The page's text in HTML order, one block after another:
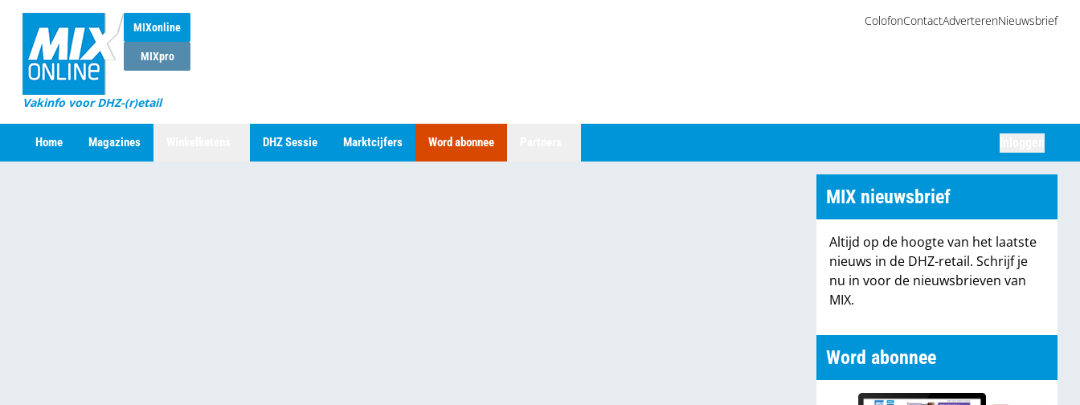
MIXonline
MIXpro
Vakinfo voor DHZ-(r)etail
ColofonContactAdverterenNieuwsbrief
Home Magazines DHZ Sessie Marktcijfers Word abonnee
MIX nieuwsbrief
Altijd op de hoogte van het laatste
nieuws in de DHZ-retail. Schrijf je
nu in voor de nieuwsbrieven van
MIX.
Word abonnee